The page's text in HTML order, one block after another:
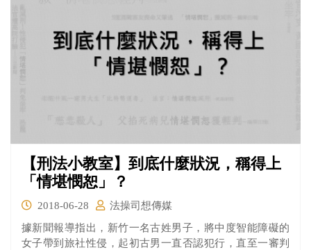
【刑法小教室】到底什麼狀況，稱得上
「情堪憫恕」？
2018-06-28
法操司想傳媒
據新聞報導指出，新竹一名古姓男子，將中度智能障礙的
女子帶到旅社性侵，起初古男一直否認犯行，直至一審判